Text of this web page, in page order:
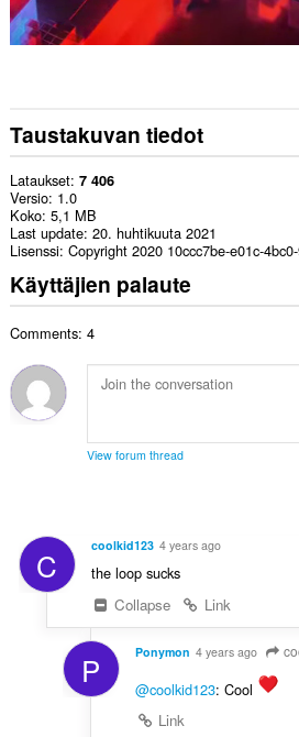
Taustakuvan tiedot
Lataukset 7 406
Versio 1.0
Koko 5,1 MB
Last update 20. huhtikuuta 2021
Lisenssi Copyright 2020 10ccc7be-e01c-
Käyttäjien palaute
Comments: 4
View forum thread
C coolkid123 4 years ago
the loop sucks
Collapse
Link
P Ponymon 4 years ago
@coolkid123: Cool
Link